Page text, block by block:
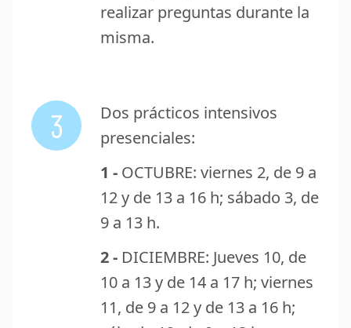
realizar preguntas durante la
misma.
3
Dos prácticos intensivos
presenciales:
1 - OCTUBRE: viernes 2, de 9 a
12 y de 13 a 16 h; sábado 3, de
9 a 13 h.
2 - DICIEMBRE: Jueves 10, de
10 a 13 y de 14 a 17 h; viernes
11, de 9 a 12 y de 13 a 16 h;